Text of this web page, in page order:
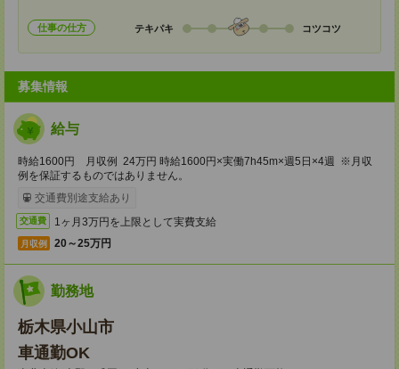
仕事の仕方 テキパキ コツコツ
募集情報
給与
時給1600円 月収例 24万円 時給1600円×実働7h45m×週5日×4週 ※月収
例を保証するものではありません。
交通費別途支給あり
交通費 1ヶ月3万円を上限として実費支給
月収例 20～25万円
勤務地
栃木県小山市
車通勤OK